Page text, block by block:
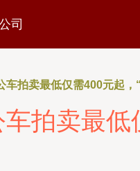
司
车拍卖最低仅需400元起，
拍卖最低